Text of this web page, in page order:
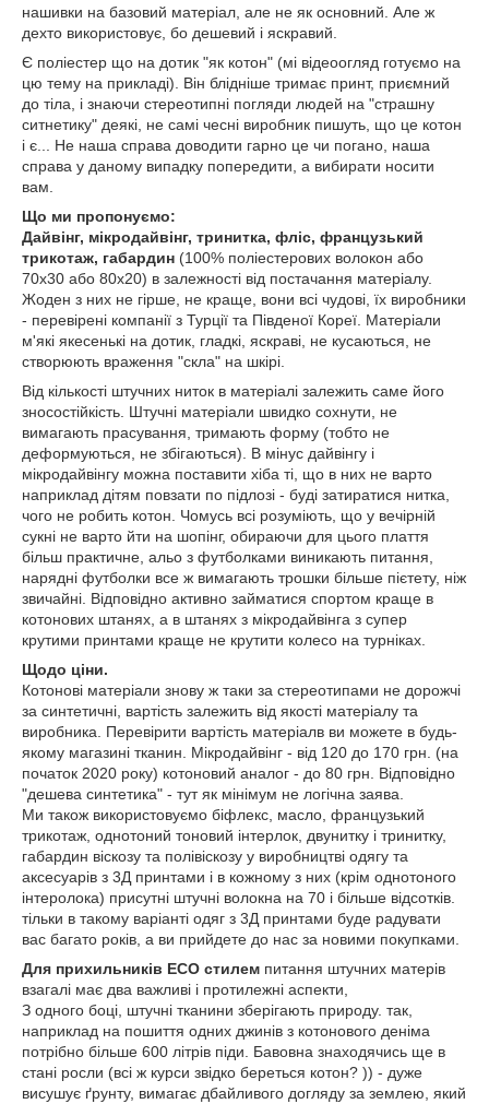
нашивки на базовий матеріал, але не як основний. Але ж
дехто використовує, бо дешевий і яскравий.
Є поліестер що на дотик "як котон" (мі відеоогляд готуємо на
цю тему на прикладі). Він блідніше тримає принт, приємний
до тіла, і знаючи стереотипні погляди людей на "страшну
ситнетику" деякі, не самі чесні виробник пишуть, що це котон
і є... Не наша справа доводити гарно це чи погано, наша
справа у даному випадку попередити, а вибирати носити
вам.
Що ми пропонуємо:
Дайвінг, мікродайвінг, тринитка, фліс, французький
трикотаж, габардин (100% поліестерових волокон або
70х30 або 80х20) в залежності від постачання матеріалу.
Жоден з них не гірше, не краще, вони всі чудові, їх виробники
- перевірені компанії з Турції та Південої Кореї. Матеріали
м'які якесенькі на дотик, гладкі, яскраві, не кусаються, не
створюють враження "скла" на шкірі.
Від кількості штучних ниток в матеріалі залежить саме його
зносостійкість. Штучні матеріали швидко сохнути, не
вимагають прасування, тримають форму (тобто не
деформуються, не збігаються). В мінус дайвінгу і
мікродайвінгу можна поставити хіба ті, що в них не варто
наприклад дітям повзати по підлозі - буді затиратися нитка,
чого не робить котон. Чомусь всі розуміють, що у вечірній
сукні не варто йти на шопінг, обираючи для цього плаття
більш практичне, альо з футболками виникають питання,
нарядні футболки все ж вимагають трошки більше пієтету, ніж
звичайні. Відповідно активно займатися спортом краще в
котонових штанях, а в штанях з мікродайвінга з супер
крутими принтами краще не крутити колесо на турніках.
Щодо ціни.
Котонові матеріали знову ж таки за стереотипами не дорожчі
за синтетичні, вартість залежить від якості матеріалу та
виробника. Перевірити вартість матеріалв ви можете в будь-
якому магазині тканин. Мікродайвінг - від 120 до 170 грн. (на
початок 2020 року) котоновий аналог - до 80 грн. Відповідно
"дешева синтетика" - тут як мінімум не логічна заява.
Ми також використовуємо біфлекс, масло, французький
трикотаж, однотоний тоновий інтерлок, двунитку і тринитку,
габардин віскозу та полівіскозу у виробництві одягу та
аксесуарів з 3Д принтами і в кожному з них (крім однотоного
інтеролока) присутні штучні волокна на 70 і більше відсотків.
тільки в такому варіанті одяг з 3Д принтами буде радувати
вас багато років, а ви прийдете до нас за новими покупками.
Для прихильників ЕСО стилем питання штучних матерів
взагалі має два важливі і протилежні аспекти,
З одного боці, штучні тканини зберігають природу. так,
наприклад на пошиття одних джинів з котонового деніма
потрібно більше 600 літрів піди. Бавовна знаходячись ще в
стані росли (всі ж курси звідко береться котон? )) - дуже
висушує ґрунту, вимагає дбайливого догляду за землею, який